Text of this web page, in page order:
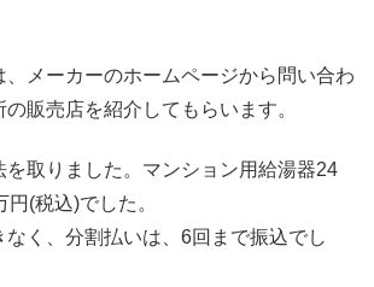
、メーカーのホームページから問い合わ
販売店を紹介してもらいます。
を取りました。マンション用給湯器24
(税込)でした。
く、分割払いは、6回まで振込でし